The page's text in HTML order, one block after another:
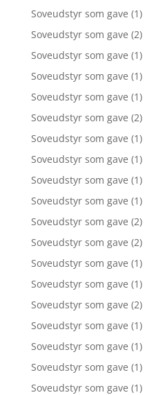
Soveudstyr som gave (1)
Soveudstyr som gave (2)
Soveudstyr som gave (1)
Soveudstyr som gave (1)
Soveudstyr som gave (1)
Soveudstyr som gave (2)
Soveudstyr som gave (1)
Soveudstyr som gave (1)
Soveudstyr som gave (1)
Soveudstyr som gave (1)
Soveudstyr som gave (2)
Soveudstyr som gave (2)
Soveudstyr som gave (1)
Soveudstyr som gave (1)
Soveudstyr som gave (2)
Soveudstyr som gave (1)
Soveudstyr som gave (1)
Soveudstyr som gave (1)
Soveudstyr som gave (1)